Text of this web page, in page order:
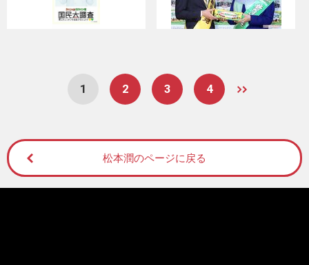
1 2 3 4
松本潤のページに戻る